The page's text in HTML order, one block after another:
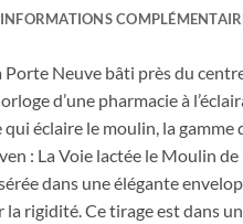
INFORMATIONS
Neuve bâti près du
d’une pharmacie à
éclaire le moulin, la gamme
: La Voie lactée le Moulin
dans une élégante
la rigidité. Ce tirage est dans